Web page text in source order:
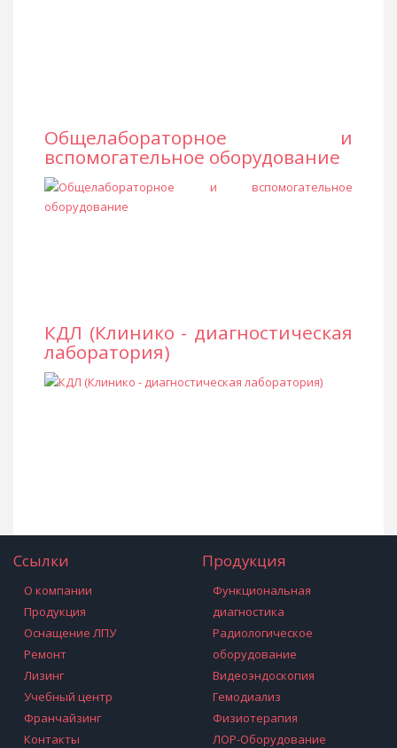
Общелабораторное и
вспомогательное оборудование
КДЛ (Клинико - диагностическая
лаборатория)
Ссылки
О компании
Продукция
Оснащение ЛПУ
Ремонт
Лизинг
Учебный центр
Франчайзинг
Контакты
Продукция
Функциональная
диагностика
Радиологическое
оборудование
Видеоэндоскопия
Гемодиализ
Физиотерапия
ЛОР-Оборудование